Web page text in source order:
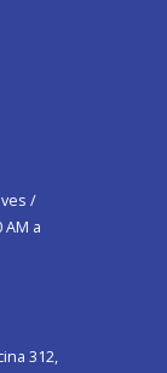
/
AM a
312,